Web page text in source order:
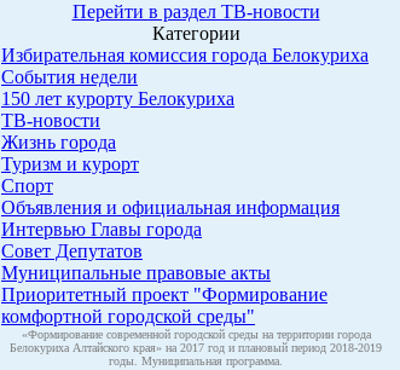
Перейти в раздел ТВ-новости
Категории
Избирательная комиссия города Белокуриха
События недели
150 лет курорту Белокуриха
ТВ-новости
Жизнь города
Туризм и курорт
Спорт
Объявления и официальная информация
Интервью Главы города
Совет Депутатов
Муниципальные правовые акты
Приоритетный проект "Формирование
комфортной городской среды"
«Формирование современной городской среды на территории города
Белокуриха Алтайского края» на 2017 год и плановый период 2018-2019
годы. Муниципальная программа.